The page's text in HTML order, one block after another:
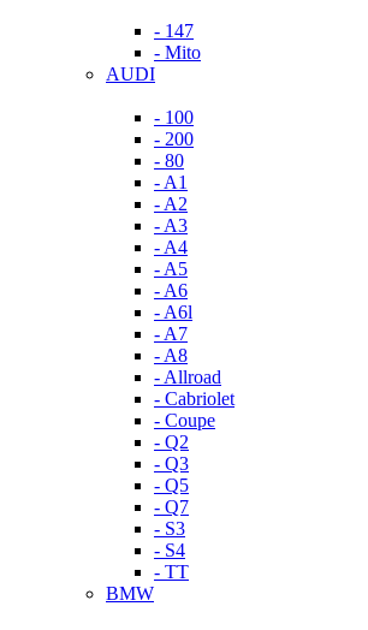
- 147
- Mito
AUDI
- 100
- 200
- 80
- A1
- A2
- A3
- A4
- A5
- A6
- A6l
- A7
- A8
- Allroad
- Cabriolet
- Coupe
- Q2
- Q3
- Q5
- Q7
- S3
- S4
- TT
BMW